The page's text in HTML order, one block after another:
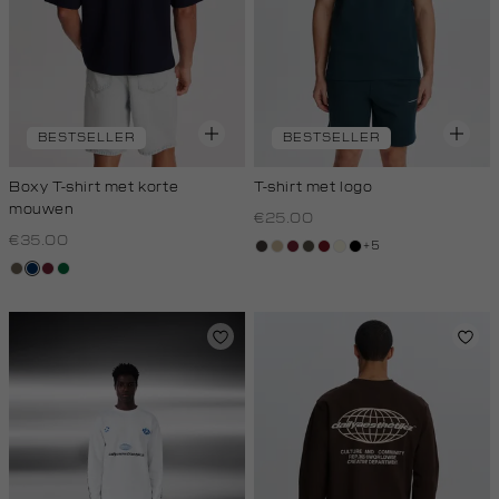
BESTSELLER
Boxy T-shirt met korte
mouwen
€35.00
lichtbruin
donkerblauw
bordeaux
donkergroen
BESTSELLER
T-shirt met logo
€25.00
choco
lichtzand
bordeaux
bos,rood,
wit,zwart
+5